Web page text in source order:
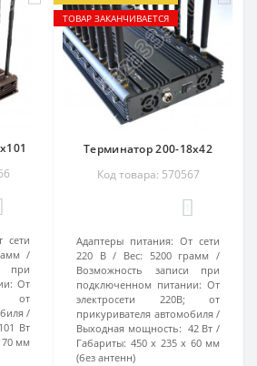
сети
при
От
от
101 Вт
70 мм
ТОВАР ЗАКАНЧИВАЕТСЯ
Терминатор 200-18х42
Код товара: 570567
Адаптеры питания: От сети
220 В
Вес: 5200 грамм
Возможность записи при
подключенном питании: От
электросети 220В; от
прикуривателя автомобиля
Выходная мощность: 42 Вт
Габариты: 450 х 235 х 60 мм
(без антенн)